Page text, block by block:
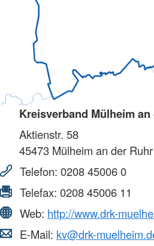
Kreisverband Mülheim an
Aktienstr. 58
45473 Mülheim an der Ruhr
Telefon: 0208 45006 0
Telefax: 0208 45006 11
Web: http://www.drk-
E-Mail: kv@drk-